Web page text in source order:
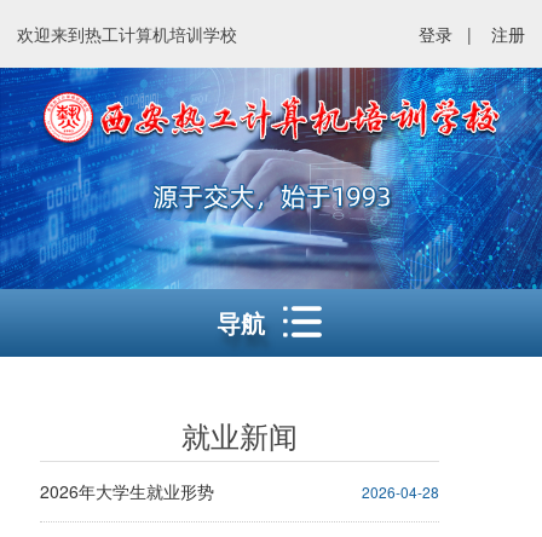
欢迎来到热工计算机培训学校 登录 | 注册
导航
就业新闻
2026年大学生就业形势 2026-04-28